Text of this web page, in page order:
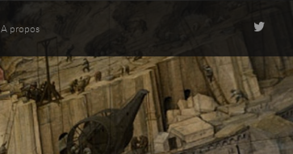
A propos